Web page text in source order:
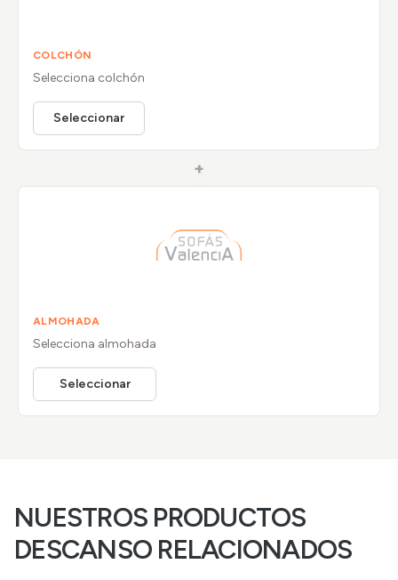
COLCHÓN
Selecciona colchón
Seleccionar
+
ALMOHADA
Selecciona almohada
Seleccionar
NUESTROS PRODUCTOS
DESCANSO RELACIONADOS